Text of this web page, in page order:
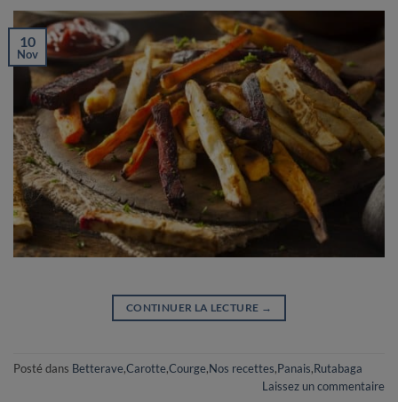
10
Nov
CONTINUER LA LECTURE →
Posté dans Betterave,Carotte,Courge,Nos recettes,Panais,Rutabaga
Laissez un commentaire